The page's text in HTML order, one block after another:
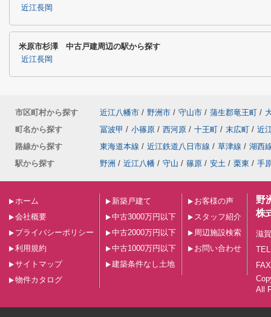
近江長岡
米原市杉澤 中古戸建周辺の駅から探す
近江長岡
市区町村から探す 近江八幡市 / 野洲市 / 守山市 / 蒲生郡竜王町 /
町名から探す
冨波甲 / 小篠原 / 西河原 / 十王町 / 末広町 / 近
路線から探す
東海道本線 / 近江鉄道八日市線 / 草津線 / 湖西
駅から探す
野洲 / 近江八幡 / 守山 / 篠原 / 安土 / 栗東 / 手
ホーム
会社概要
プライバシーポリシー
利用規約
サイトマップ
物件カタログ
新築戸建て
中古3000万円以下
中古2000万円以下
中古1000万円以下
建築条件なし土地
お客様の声
スタッフ紹介
周辺施設検索
お問い合わせ
野
株
滋
All